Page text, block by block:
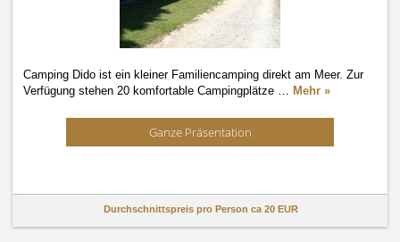
Camping Dido ist ein kleiner Familiencamping direkt am Meer. Zur
Verfügung stehen 20 komfortable Campingplätze … Mehr »
Ganze Präsentation
Durchschnittspreis pro Person ca 20 EUR